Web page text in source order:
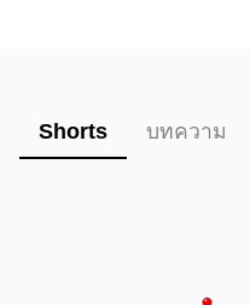
Shorts บทความ